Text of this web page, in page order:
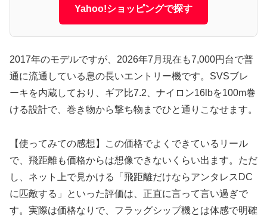
Yahoo!ショッピングで探す
2017年のモデルですが、2026年7月現在も7,000円台で普
通に流通している息の長いエントリー機です。SVSブレ
ーキを内蔵しており、ギア比7.2、ナイロン16lbを100m巻
ける設計で、巻き物から撃ち物までひと通りこなせます。
【使ってみての感想】この価格でよくできているリール
で、飛距離も価格からは想像できないくらい出ます。ただ
し、ネット上で見かける「飛距離だけならアンタレスDC
に匹敵する」といった評価は、正直に言って言い過ぎで
す。実際は価格なりで、フラッグシップ機とは体感で明確